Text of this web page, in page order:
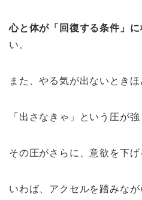
心と体が「回復する条件」
い。
また、やる気が出ないときほ
「出さなきゃ」という圧が強
その圧がさらに、意欲を下げ
いわば、アクセルを踏みな